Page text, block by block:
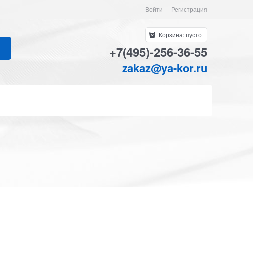
Войти Регистрация
Корзина:пусто
+7(495)-256-36-55
zakaz@ya-kor.ru